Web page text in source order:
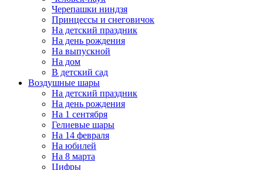
Черепашки ниндзя
Принцессы и снеговичок
На детский праздник
На день рождения
На выпускной
На дом
В детский сад
Воздушные шары
На детский праздник
На день рождения
На 1 сентября
Гелиевые шары
На 14 февраля
На юбилей
На 8 марта
Цифры